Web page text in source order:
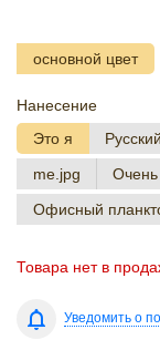
основной цвет
Нанесение
Это я
me.jpg
Очень
Офисный
Товара нет в
Уведомить о